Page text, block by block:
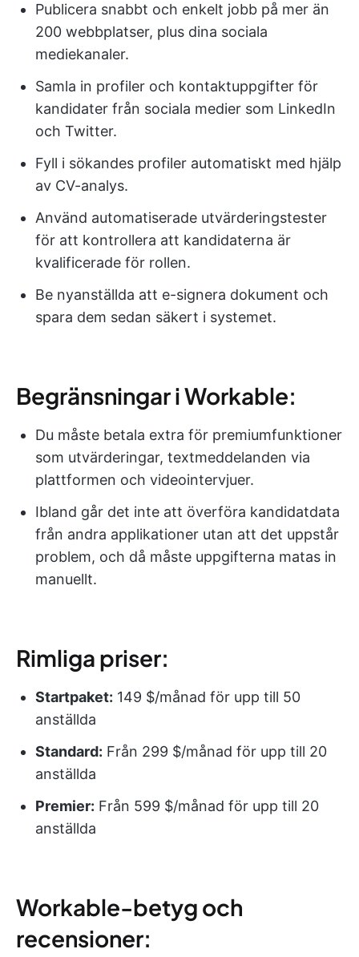
Publicera snabbt och enkelt jobb på mer än
200 webbplatser, plus dina sociala
mediekanaler.
Samla in profiler och kontaktuppgifter för
kandidater från sociala medier som LinkedIn
och Twitter.
Fyll i sökandes profiler automatiskt med hjälp
av CV-analys.
Använd automatiserade utvärderingstester
för att kontrollera att kandidaterna är
kvalificerade för rollen.
Be nyanställda att e-signera dokument och
spara dem sedan säkert i systemet.
Begränsningar i Workable:
Du måste betala extra för premiumfunktioner
som utvärderingar, textmeddelanden via
plattformen och videointervjuer.
Ibland går det inte att överföra kandidatdata
från andra applikationer utan att det uppstår
problem, och då måste uppgifterna matas in
manuellt.
Rimliga priser:
Startpaket: 149 $/månad för upp till 50
anställda
Standard: Från 299 $/månad för upp till 20
anställda
Premier: Från 599 $/månad för upp till 20
anställda
Workable-betyg och
recensioner: